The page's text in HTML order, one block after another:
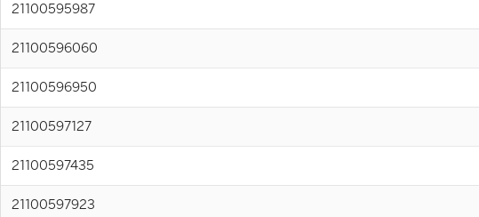
21100595987
21100596060
21100596950
21100597127
21100597435
21100597923